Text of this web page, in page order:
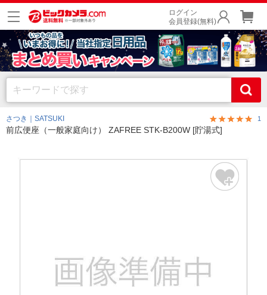
ログイン
会員登録(無料)
さつき｜SATSUKI 1
前広便座（一般家庭向け） ZAFREE STK-B200W [貯湯式]